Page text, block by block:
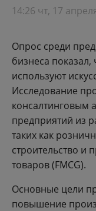
14:26 чт, 17
Опрос среди
бизнеса
используют
Исследование
консалтинговым
предприятий из
таких как
строительство и
товаров (FMCG).
Основные цели
повышение